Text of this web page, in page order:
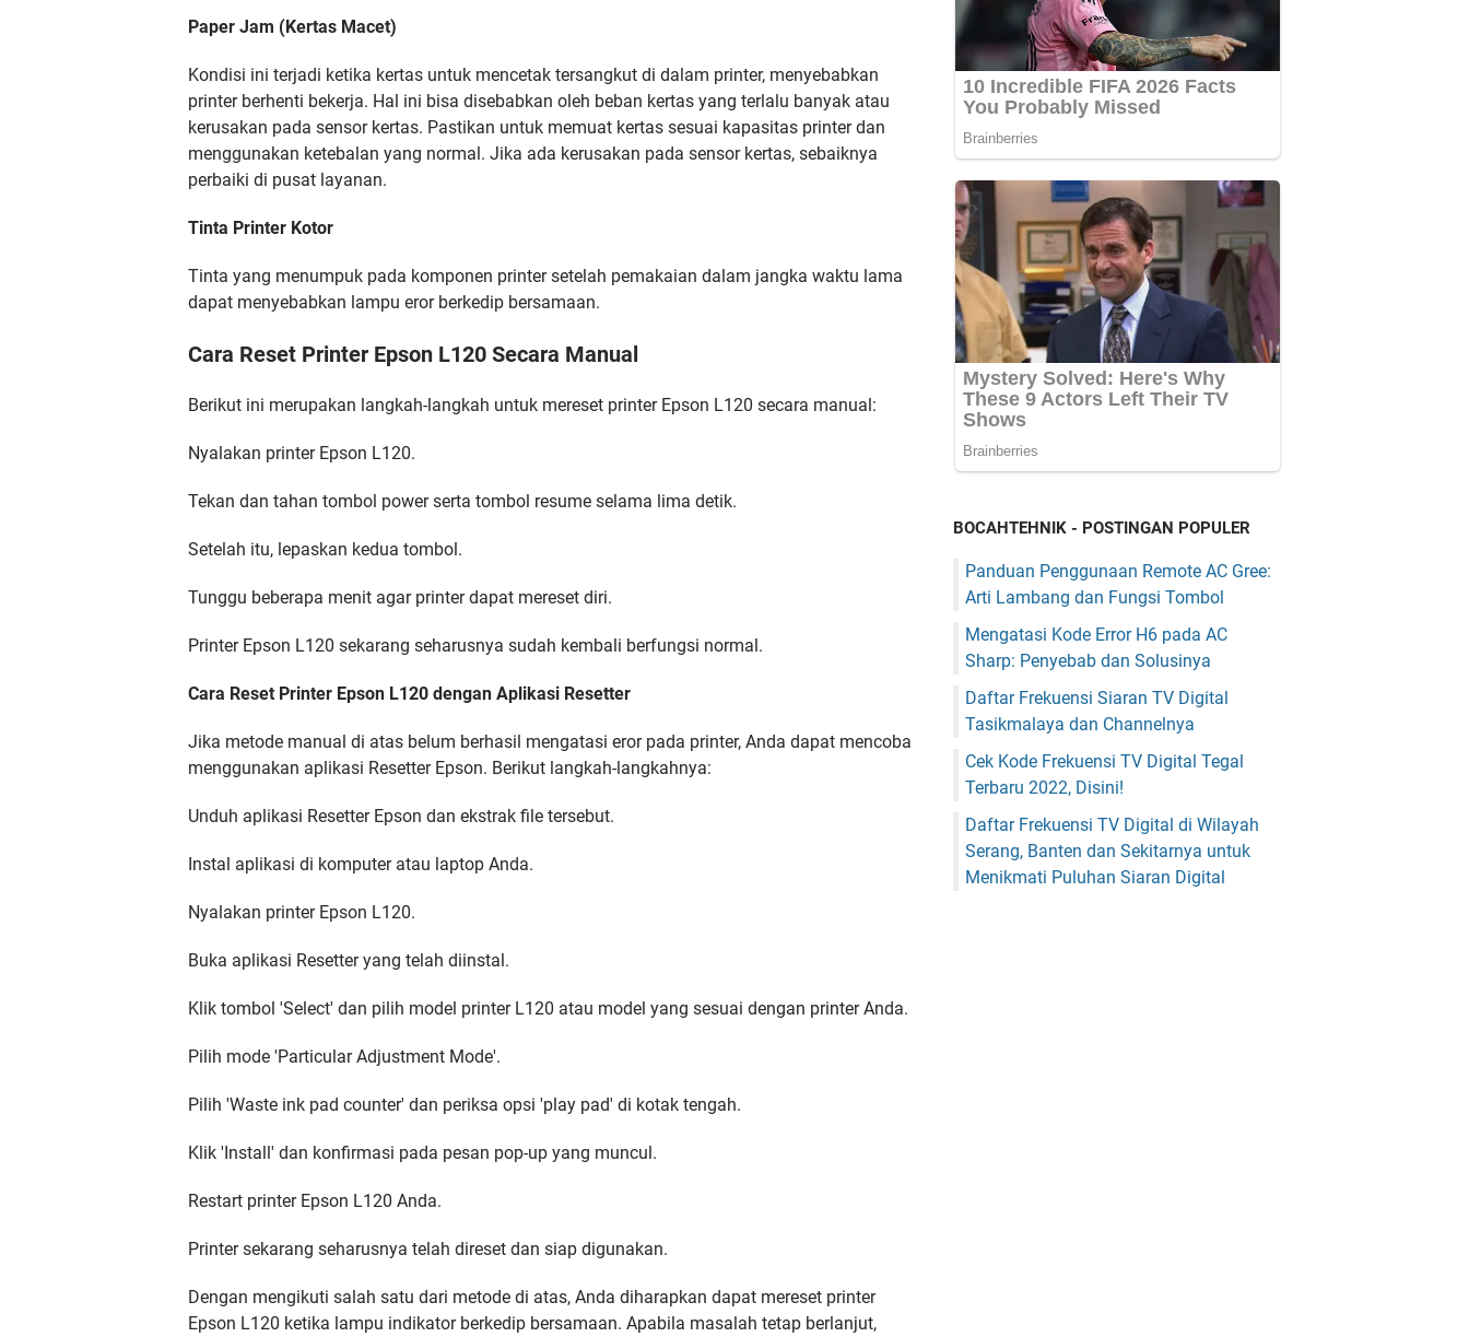
Paper Jam (Kertas Macet)
Kondisi ini terjadi ketika kertas untuk mencetak tersangkut di dalam printer, menyebabkan
printer berhenti bekerja. Hal ini bisa disebabkan oleh beban kertas yang terlalu banyak atau
kerusakan pada sensor kertas. Pastikan untuk memuat kertas sesuai kapasitas printer dan
menggunakan ketebalan yang normal. Jika ada kerusakan pada sensor kertas, sebaiknya
perbaiki di pusat layanan.
Tinta Printer Kotor
Tinta yang menumpuk pada komponen printer setelah pemakaian dalam jangka waktu lama
dapat menyebabkan lampu eror berkedip bersamaan.
Cara Reset Printer Epson L120 Secara Manual
Berikut ini merupakan langkah-langkah untuk mereset printer Epson L120 secara manual:
Nyalakan printer Epson L120.
Tekan dan tahan tombol power serta tombol resume selama lima detik.
Setelah itu, lepaskan kedua tombol.
Tunggu beberapa menit agar printer dapat mereset diri.
Printer Epson L120 sekarang seharusnya sudah kembali berfungsi normal.
Cara Reset Printer Epson L120 dengan Aplikasi Resetter
Jika metode manual di atas belum berhasil mengatasi eror pada printer, Anda dapat mencoba
menggunakan aplikasi Resetter Epson. Berikut langkah-langkahnya:
Unduh aplikasi Resetter Epson dan ekstrak file tersebut.
Instal aplikasi di komputer atau laptop Anda.
Nyalakan printer Epson L120.
Buka aplikasi Resetter yang telah diinstal.
Klik tombol 'Select' dan pilih model printer L120 atau model yang sesuai dengan printer Anda.
Pilih mode 'Particular Adjustment Mode'.
Pilih 'Waste ink pad counter' dan periksa opsi 'play pad' di kotak tengah.
Klik 'Install' dan konfirmasi pada pesan pop-up yang muncul.
Restart printer Epson L120 Anda.
Printer sekarang seharusnya telah direset dan siap digunakan.
Dengan mengikuti salah satu dari metode di atas, Anda diharapkan dapat mereset printer
Epson L120 ketika lampu indikator berkedip bersamaan. Apabila masalah tetap berlanjut,
BOCAHTEHNIK - POSTINGAN POPULER
Panduan Penggunaan Remote AC Gree:
Arti Lambang dan Fungsi Tombol
Mengatasi Kode Error H6 pada AC
Sharp: Penyebab dan Solusinya
Daftar Frekuensi Siaran TV Digital
Tasikmalaya dan Channelnya
Cek Kode Frekuensi TV Digital Tegal
Terbaru 2022, Disini!
Daftar Frekuensi TV Digital di Wilayah
Serang, Banten dan Sekitarnya untuk
Menikmati Puluhan Siaran Digital